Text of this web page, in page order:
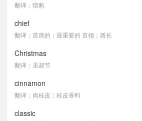
翻译：猎豹
chief
翻译：首席的；最重要的 首领；酋长
Christmas
翻译：圣诞节
cinnamon
翻译：肉桂皮；桂皮香料
classic